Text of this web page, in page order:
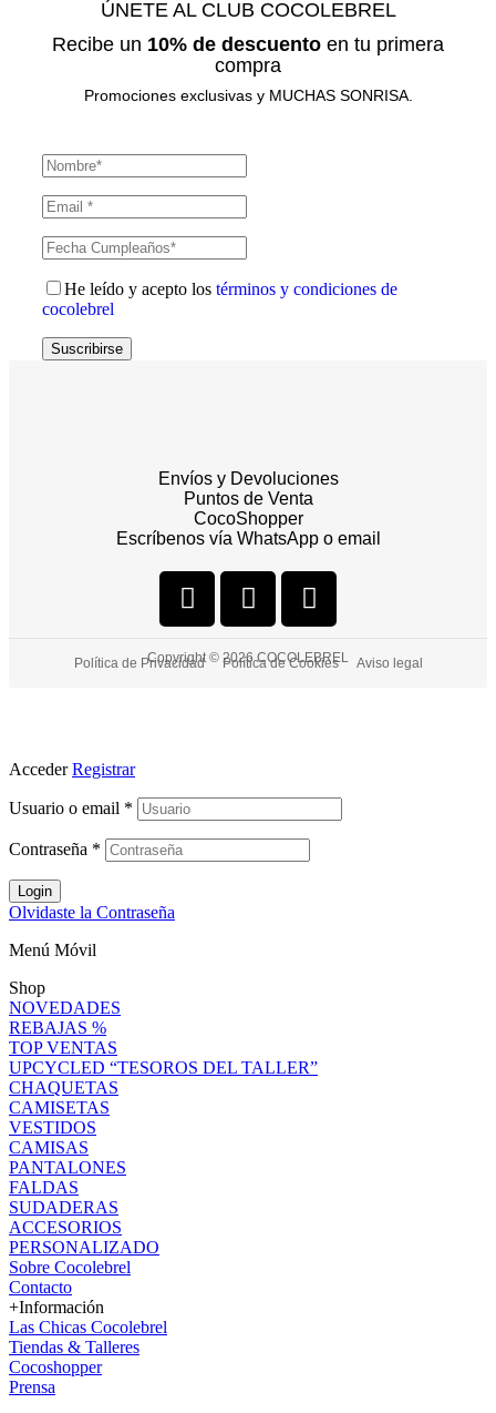
ÚNETE AL CLUB COCOLEBREL
Recibe un 10% de descuento en tu primera
compra
Promociones exclusivas y MUCHAS SONRISA.
He leído y acepto los términos y condiciones de
cocolebrel
Suscribirse
Envíos y Devoluciones
Puntos de Venta
CocoShopper
Escríbenos vía WhatsApp o email
Copyright © 2026 COCOLEBREL
Política de Privacidad Política de Cookies Aviso legal
Acceder Registrar
Usuario o email *
Contraseña *
Login
Olvidaste la Contraseña
Menú Móvil
Shop
NOVEDADES
REBAJAS %
TOP VENTAS
UPCYCLED “TESOROS DEL TALLER”
CHAQUETAS
CAMISETAS
VESTIDOS
CAMISAS
PANTALONES
FALDAS
SUDADERAS
ACCESORIOS
PERSONALIZADO
Sobre Cocolebrel
Contacto
+Información
Las Chicas Cocolebrel
Tiendas & Talleres
Cocoshopper
Prensa